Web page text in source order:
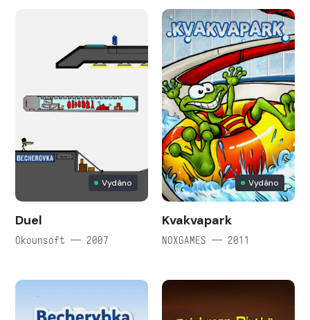
Vydáno
Duel
Okounsoft — 2007
Vydáno
Kvakvapark
NOXGAMES — 2011